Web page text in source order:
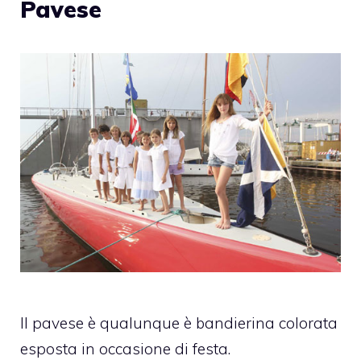
Pavese
Il pavese è qualunque è bandierina colorata
esposta in occasione di festa.